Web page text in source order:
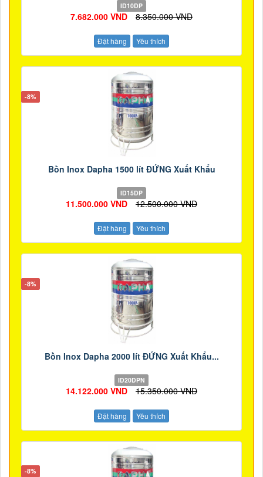
ID10DP
7.682.000 VND 8.350.000 VND
Đặt hàng Yêu thích
-8%
Bồn Inox Dapha 1500 lít ĐỨNG Xuất Khẩu
ID15DP
11.500.000 VND 12.500.000 VND
Đặt hàng Yêu thích
-8%
Bồn Inox Dapha 2000 lít ĐỨNG Xuất Khẩu...
ID20DPN
14.122.000 VND 15.350.000 VND
Đặt hàng Yêu thích
-8%